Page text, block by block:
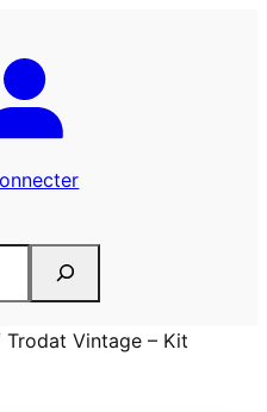
Trodat Vintage – Kit